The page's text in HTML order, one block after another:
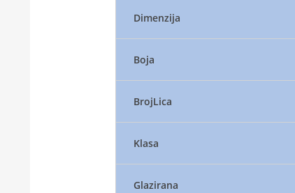
Dimenzija
Boja
BrojLica
Klasa
Glazirana